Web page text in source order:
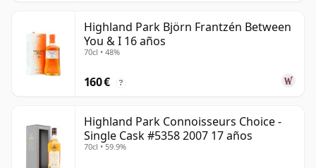
Highland Park Björn Frantzén Between
You & I 16 años
70cl • 48%
160 € ?
Highland Park Connoisseurs Choice -
Single Cask #5358 2007 17 años
70cl • 59.9%